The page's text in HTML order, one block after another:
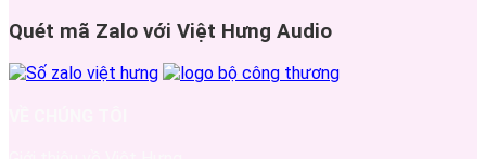
Quét mã Zalo với Việt Hưng Audio